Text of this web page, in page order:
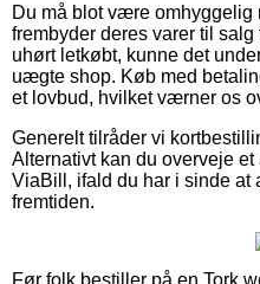
Du må blot være omhyggelig
frembyder deres varer til
uhørt letkøbt, kunne det
uægte shop. Køb med
et lovbud, hvilket værner os
Generelt tilråder vi
Alternativt kan du overveje
ViaBill, ifald du har i sinde at
fremtiden.
Før folk bestiller på en Tork